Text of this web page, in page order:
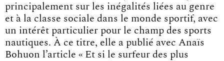
principalement sur les inégalités liées au genre
et à la classe sociale dans le monde sportif, avec
un intérêt particulier pour le champ des sports
nautiques. À ce titre, elle a publié avec Anaïs
Bohuon l’article « Et si le surfeur des plus